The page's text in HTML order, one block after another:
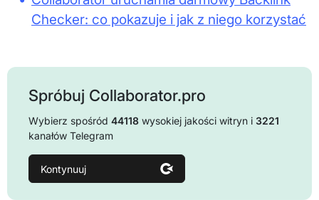
Checker: co pokazuje i jak z niego korzystać
Spróbuj Collaborator.pro
Wybierz spośród 44118 wysokiej jakości witryn i 3221
kanałów Telegram
Kontynuuj